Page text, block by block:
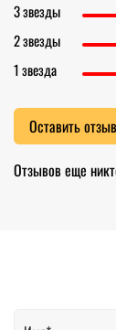
Отзывов еще
3 звезды
2 звезды
1 звезда
Оставить отзыв